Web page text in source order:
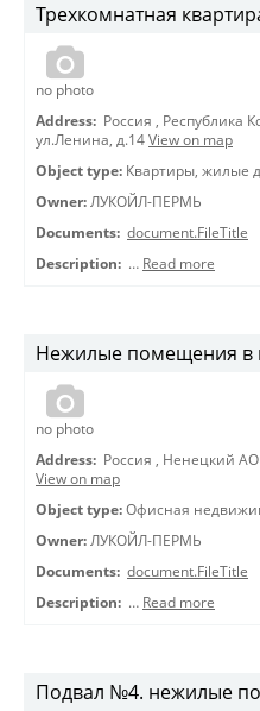
Трехкомнатная
no photo
Address: Россия , Республика
ул.Ленина, д.14 View on map
Object type: Квартиры, жилые
Owner: ЛУКОЙЛ-ПЕРМЬ
Documents: document.FileTitle
Description: … Read more
Нежилые помещения в
no photo
Address: Россия , Ненецкий АО
View on map
Object type: Офисная
Owner: ЛУКОЙЛ-ПЕРМЬ
Documents: document.FileTitle
Description: … Read more
Подвал №4. нежилые